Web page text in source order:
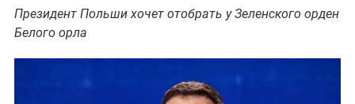
Президент Польши хочет отобрать у Зеленского орден
Белого орла